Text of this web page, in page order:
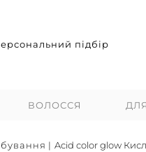
підбір
ВОЛОССЯ
| Acid color glow